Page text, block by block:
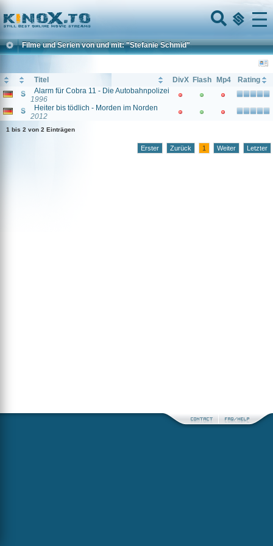
Home
Menu
Filme und Serien von und mit: "Stefanie Schmid"
Titel DivX Flash Mp4
Rating
Alarm für Cobra 11 - Die Autobahnpolizei
1996
Heiter bis tödlich - Morden im Norden
2012
1 bis 2 von 2 Einträgen
Erster Zurück 1 Weiter Letzter